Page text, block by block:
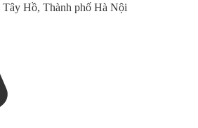
Hồ, Thành phố Hà Nội